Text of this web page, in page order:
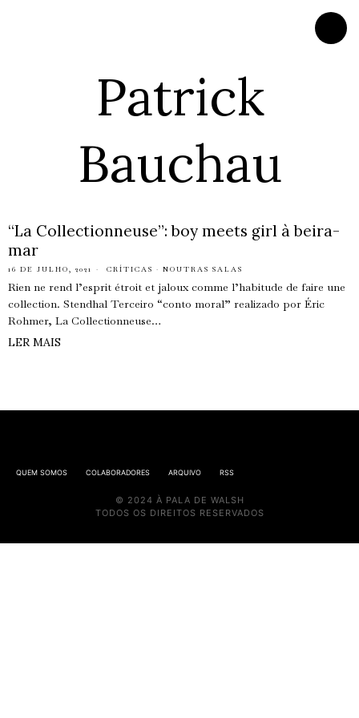
Patrick
Bauchau
“La Collectionneuse”: boy meets girl à beira-
mar
16 DE JULHO, 2021 CRÍTICAS · NOUTRAS SALAS
Rien ne rend l’esprit étroit et jaloux comme l’habitude de faire une
collection. Stendhal Terceiro “conto moral” realizado por Éric
Rohmer, La Collectionneuse…
LER MAIS
QUEM SOMOS COLABORADORES ARQUIVO RSS
© 2024 À PALA DE WALSH
TODOS OS DIREITOS RESERVADOS